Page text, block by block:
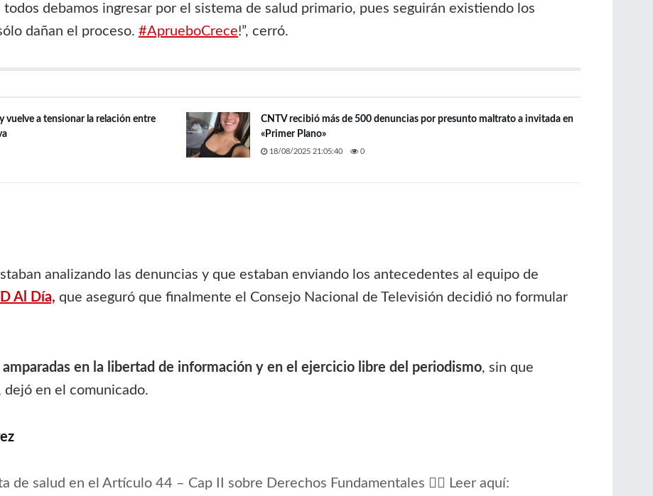
debamos ingresar por el sistema de salud primario, pues seguirán existiendo los
dañan el proceso. #AprueboCrece!”, cerró.
a tensionar la relación entre
CNTV recibió más de 500 denuncias por presunto maltrato a invitada en
«Primer Plano»
18/08/2025 21:05:40 0
analizando las denuncias y que estaban enviando los antecedentes al equipo de
Al Día, que aseguró que finalmente el Consejo Nacional de Televisión decidió no formular
en la libertad de información y en el ejercicio libre del periodismo, sin que
dejó en el comunicado.
de salud en el Artículo 44 – Cap II sobre Derechos Fundamentales 👉🏾 Leer aquí: